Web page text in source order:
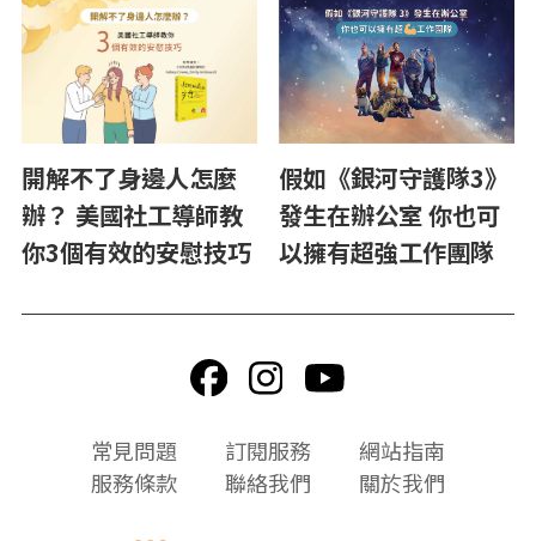
開解不了身邊人怎麼
辦？ 美國社工導師教
你3個有效的安慰技巧
假如《銀河守護隊3》
發生在辦公室 你也可
以擁有超強工作團隊
常見問題 訂閱服務
網站指南
服務條款
聯絡我們 關於我們